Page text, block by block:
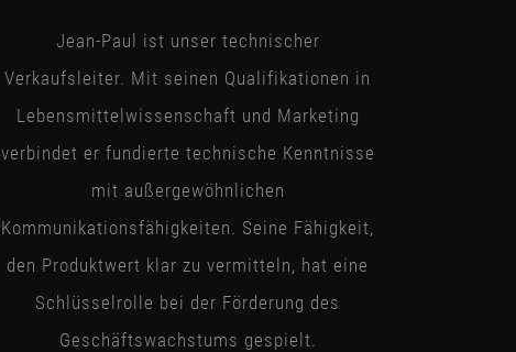
Jean-Paul ist unser technischer
Verkaufsleiter. Mit seinen Qualifikationen in
Lebensmittelwissenschaft und Marketing
verbindet er fundierte technische Kenntnisse
mit außergewöhnlichen
Kommunikationsfähigkeiten. Seine Fähigkeit,
den Produktwert klar zu vermitteln, hat eine
Schlüsselrolle bei der Förderung des
Geschäftswachstums gespielt.